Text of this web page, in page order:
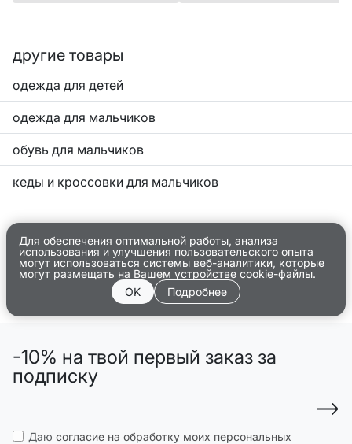
другие товары
одежда для детей
одежда для мальчиков
обувь для мальчиков
кеды и кроссовки для мальчиков
Для обеспечения оптимальной работы, анализа
использования и улучшения пользовательского опыта
могут использоваться системы веб-аналитики, которые
могут размещать на Вашем устройстве cookie-файлы.
OK
Подробнее
-10% на твой первый заказ за
подписку
Даю согласие на обработку моих персональных